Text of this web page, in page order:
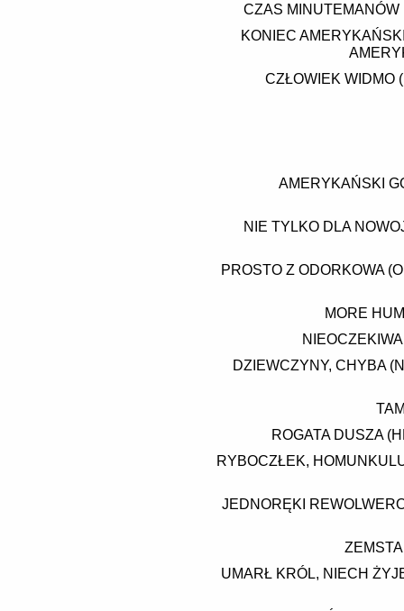
CZAS
KONIEC
CZŁOWIEK WIDMO
AMERYKAŃSKI
NIE TYLKO DLA
PROSTO Z ODORKOWA
MORE
DZIEWCZYNY, CHYBA
ROGATA DUSZA
RYBOCZŁEK,
JEDNORĘKI
UMARŁ KRÓL, NIECH